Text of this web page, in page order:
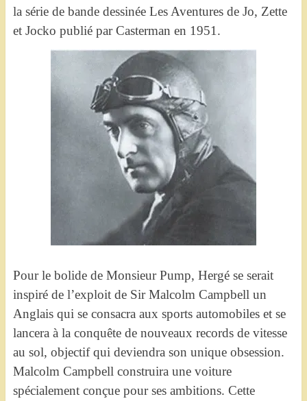
la série de bande dessinée Les Aventures de Jo, Zette
et Jocko publié par Casterman en 1951.
Pour le bolide de Monsieur Pump, Hergé se serait
inspiré de l’exploit de Sir Malcolm Campbell un
Anglais qui se consacra aux sports automobiles et se
lancera à la conquête de nouveaux records de vitesse
au sol, objectif qui deviendra son unique obsession.
Malcolm Campbell construira une voiture
spécialement conçue pour ses ambitions. Cette